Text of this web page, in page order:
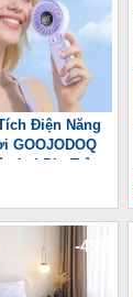
Điện Năng
GOOJODOQ
Lại Pin Trâu
-45%